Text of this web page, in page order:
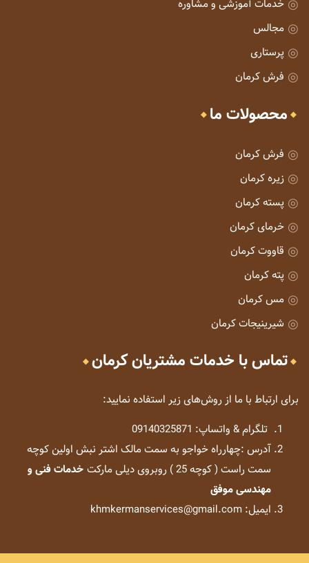
خدمات آموزشی و مشاوره
مجالس
پرستاری
فرش کرمان
محصولات ما
فرش کرمان
زیره کرمان
پسته کرمان
خرمای کرمان
قاووت کرمان
پته کرمان
مس کرمان
شیرینیجات کرمان
تماس با خدمات مشتریان کرمان
برای ارتباط با ما از روش‌های زیر استفاده نمایید:
تلگرام & واتساپ: 09140325871
آدرس :چهارراه خواجو به سمت مالک اشتر نبش اولین کوچه
سمت راست ( کوچه 25 ) روبروی دیلی مارکت
خدمات فنی و
مهندسی موفق
ایمیل: khmkermanservices@gmail.com